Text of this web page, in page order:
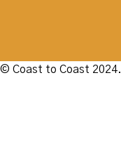
© Coast to Coast 2024.